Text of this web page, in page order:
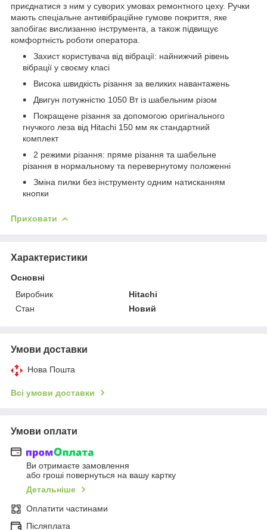
приєднатися з ним у суворих умовах ремонтного цеху. Ручки
мають спеціальне антивібраційне гумове покриття, яке
запобігає вислизанню інструмента, а також підвищує
комфортність роботи оператора.
Захист користувача від вібрації: найнижчий рівень
вібрації у своєму класі
Висока швидкість різання за великих навантажень
Двигун потужністю 1050 Вт із шабельним різом
Покращене різання за допомогою оригінального
гнучкого леза від Hitachi 150 мм як стандартний
комплект
2 режими різання: пряме різання та шабельне
різання в нормальному та перевернутому положенні
Зміна пилки без інструменту одним натисканням
кнопки
Приховати
Характеристики
Основні
Виробник
Hitachi
Стан
Новий
Умови доставки
Нова Пошта
Всі умови доставки
Умови оплати
Ви отримаєте замовлення
або гроші повернуться на вашу картку
Детальніше
Оплатити частинами
Післяплата